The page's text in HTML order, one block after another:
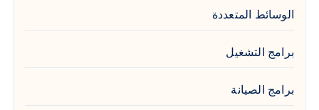
الوسائط المتعددة
برامج التشغيل
برامج الصيانة